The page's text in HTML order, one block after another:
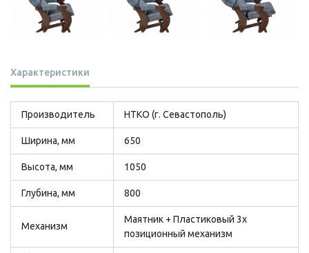
Характеристики
Производитель НТКО (г. Севастополь)
Ширина, мм 650
Высота, мм 1050
Глубина, мм 800
Механизм
Маятник + Пластиковый 3х
позиционный механизм